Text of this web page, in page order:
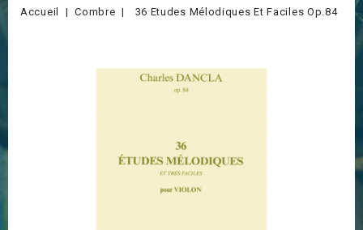
Accueil Combre 36 Etudes Mélodiques Et Faciles Op.84